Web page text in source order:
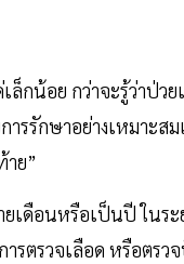
กน้อย กว่าจะรู้ว่าป่วย
รรักษาอย่างเหมาะส
าย”
ยเดือนหรือเป็นปี ในร
รตรวจเลือด หรือตรว